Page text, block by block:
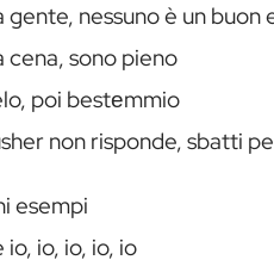
gente, nessuno è un buon
cena, sono pieno
poi bestеmmio
non risponde, sbatti
esempi
io, io, io, io